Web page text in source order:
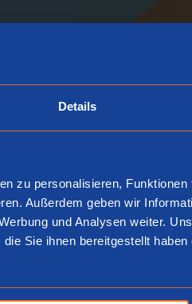
Details
zu personalisieren,
Außerdem geben wir
und Analysen weiter.
Sie ihnen bereitgestellt